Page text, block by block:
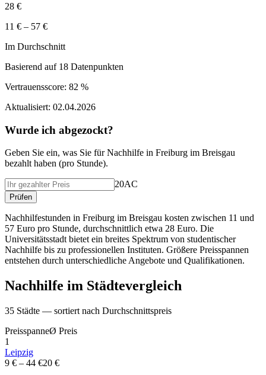
28 €
11 € – 57 €
Im Durchschnitt
Basierend auf 18 Datenpunkten
Vertrauensscore: 82 %
Aktualisiert: 02.04.2026
Wurde ich abgezockt?
Geben Sie ein, was Sie fürNachhilfe in Freiburg im Breisgau
bezahlt haben (pro Stunde).
20AC
Prüfen
Nachhilfestunden in Freiburg im Breisgau kosten zwischen 11 und
57 Euro pro Stunde, durchschnittlich etwa 28 Euro. Die
Universitätsstadt bietet ein breites Spektrum von studentischer
Nachhilfe bis zu professionellen Instituten. Größere Preisspannen
entstehen durch unterschiedliche Angebote und Qualifikationen.
Nachhilfe im Städtevergleich
35 Städte — sortiert nach Durchschnittspreis
PreisspanneØ Preis
1
Leipzig
9 € – 44 €20 €